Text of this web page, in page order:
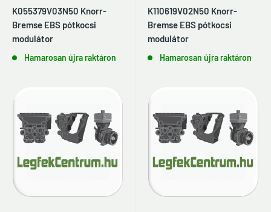
K055379V03N50 Knorr-
Bremse EBS pótkocsi
modulátor
Hamarosan újra raktáron
K110619V02N50 Knorr-
Bremse EBS pótkocsi
modulátor
Hamarosan újra raktáron